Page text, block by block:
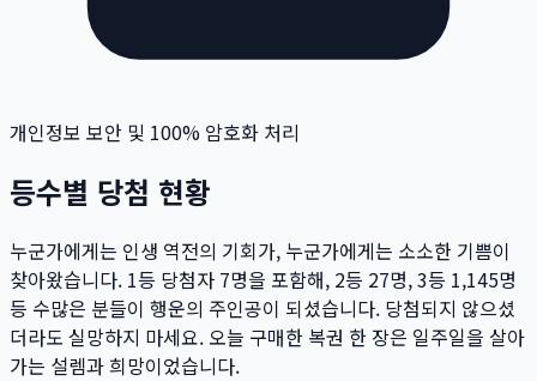
개인정보 보안 및 100% 암호화 처리
등수별 당첨 현황
누군가에게는 인생 역전의 기회가, 누군가에게는 소소한 기쁨이
찾아왔습니다. 1등 당첨자 7명을 포함해, 2등 27명, 3등 1,145명
등 수많은 분들이 행운의 주인공이 되셨습니다. 당첨되지 않으셨
더라도 실망하지 마세요. 오늘 구매한 복권 한 장은 일주일을 살아
가는 설렘과 희망이었습니다.